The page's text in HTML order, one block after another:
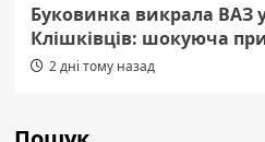
Буковинка викрала ВАЗ
Клішківців: шокуюча
2 дні тому назад